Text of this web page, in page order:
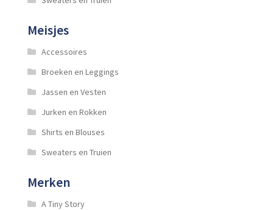
Meisjes
Accessoires
Broeken en Leggings
Jassen en Vesten
Jurken en Rokken
Shirts en Blouses
Sweaters en Truien
Merken
A Tiny Story